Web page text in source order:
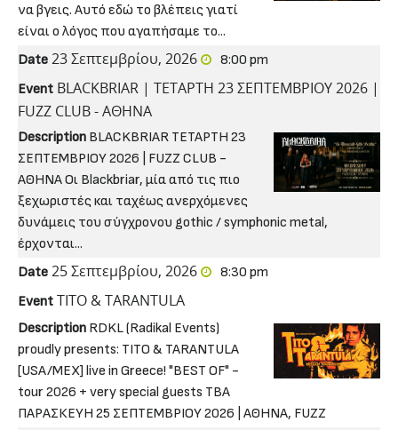
να βγεις. Αυτό εδώ το βλέπεις γιατί
είναι ο λόγος που αγαπήσαμε το...
Date 23 Σεπτεμβρίου, 2026
8:00 pm
Event BLACKBRIAR | ΤΕΤΑΡΤΗ 23 ΣΕΠΤΕΜΒΡΙΟΥ 2026 |
FUZZ CLUΒ - ΑΘΗΝΑ
Description BLACKBRIAR ΤΕΤΑΡΤΗ 23
ΣΕΠΤΕΜΒΡΙΟΥ 2026 | FUZZ CLUΒ -
ΑΘΗΝΑ Οι Blackbriar, μία από τις πιο
ξεχωριστές και ταχέως ανερχόμενες
δυνάμεις του σύγχρονου gothic / symphonic metal,
έρχονται...
Date 25 Σεπτεμβρίου, 2026
8:30 pm
Event TITO & TARANTULA
Description RDKL (Radikal Events)
proudly presents: TITO & TARANTULA
[USA/MEX] live in Greece! "BEST OF" -
tour 2026 + very special guests TBA
ΠΑΡΑΣΚΕΥΗ 25 ΣΕΠΤΕΜΒΡΙΟΥ 2026 | ΑΘΗΝΑ, FUZZ